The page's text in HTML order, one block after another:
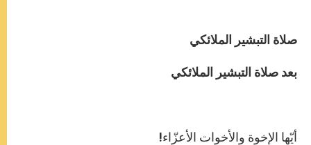
صلاة التبشير الملائكي
بعد صلاة التبشير الملائكي
أيّها الإخوة والأخوات الأعزّاء!